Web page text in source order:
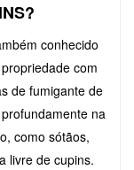
conhecido
com
de fumigante de
na
como sótãos,
livre de cupins.